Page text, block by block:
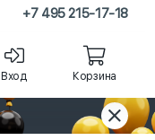
+7 495 215-17-18
Вход Корзина